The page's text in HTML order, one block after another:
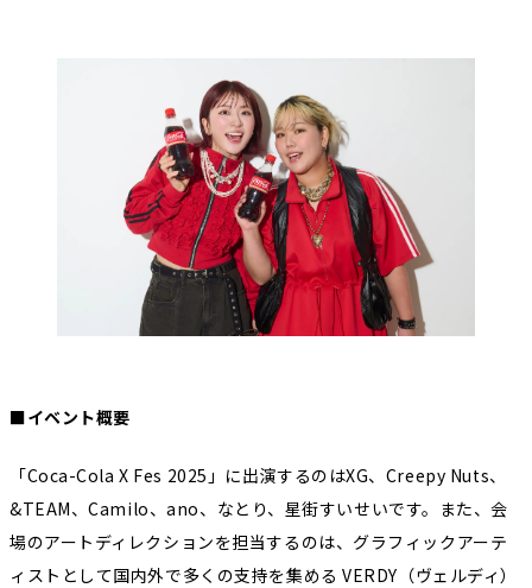
■イベント概要
「Coca-Cola X Fes 2025」に出演するのはXG、Creepy Nuts、
&TEAM、Camilo、ano、なとり、星街すいせいです。また、会
場のアートディレクションを担当するのは、グラフィックアーテ
ィストとして国内外で多くの支持を集める VERDY（ヴェルディ）